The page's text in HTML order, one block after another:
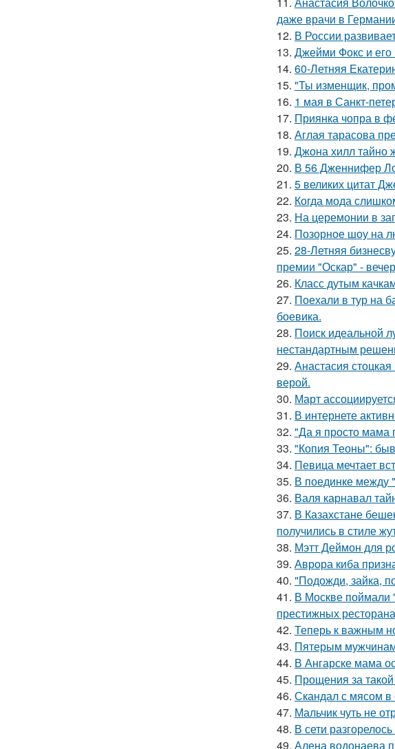
даже врачи в
12. В России
13. Джейми Фокс и его
14. 60-Летняя
15. "Ты изменщик,
16. 1 мая в Санкт-
17. Приянка чопра в
18. Аглая тарасова
19. Джона хилл тайно
20. В 56 Дженнифер
21. 5 великих цитат
22. Когда мода
23. На церемонии в
24. Позорное шоу на
25. 28-Летняя
премии "Оскар" -
26. Класс дутым
27. Поехали в тур на
боевика.
28. Поиск идеальной
нестандартным
29. Анастасия
верой.
30. Март
31. В интернете
32. "Да я просто мама
33. "Копия Теоны":
34. Певица мечтает
35. В поединке между
36. Валя карнавал
37. В Казахстане
получились в стиле
38. Мэтт Деймон для
39. Аврора киба
40. "Подожди, зайка,
41. В Москве поймали
престижных
42. Теперь к важным
43. Пятерым мужчинам
44. В Ангарске мама
45. Прощения за
46. Скандал с мясом в
47. Мальчик чуть не
48. В сети
49. Алена водонаева